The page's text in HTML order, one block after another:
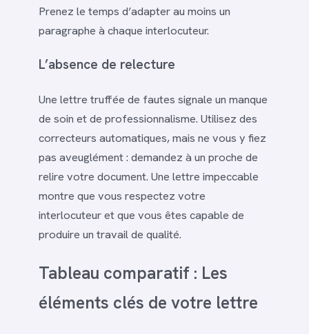
Prenez le temps d’adapter au moins un
paragraphe à chaque interlocuteur.
L’absence de relecture
Une lettre truffée de fautes signale un manque
de soin et de professionnalisme. Utilisez des
correcteurs automatiques, mais ne vous y fiez
pas aveuglément : demandez à un proche de
relire votre document. Une lettre impeccable
montre que vous respectez votre
interlocuteur et que vous êtes capable de
produire un travail de qualité.
Tableau comparatif : Les
éléments clés de votre lettre